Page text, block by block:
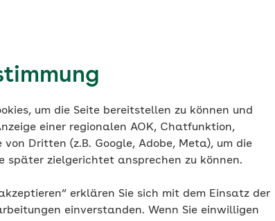
um die Seite bereitstellen zu können und
einer regionalen AOK, Chatfunktion,
Dritten (z.B. Google, Adobe, Meta), um die
später zielgerichtet ansprechen zu können.
erklären Sie sich mit dem Einsatz der
einverstanden. Wenn Sie einwilligen
können im Rahmen der Operation auch die
Sie werden anschließend auf Metastasen
– erkennen und behandeln